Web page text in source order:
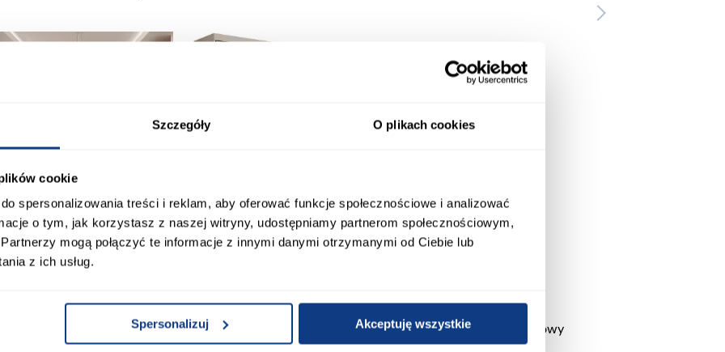
Szczegóły O plikach cookies
cookie
spersonalizowania treści i reklam, aby oferować funkcje społecznościowe i analizować
o tym, jak korzystasz z naszej witryny, udostępniamy partnerom społecznościowym,
mogą połączyć te informacje z innymi danymi otrzymanymi od Ciebie lub
z ich usług.
Spersonalizuj Akceptuję wszystkie
promocja
Biały/Artisan 265x300x180
Cm
promocja
pojemnikami Sereno beżowy